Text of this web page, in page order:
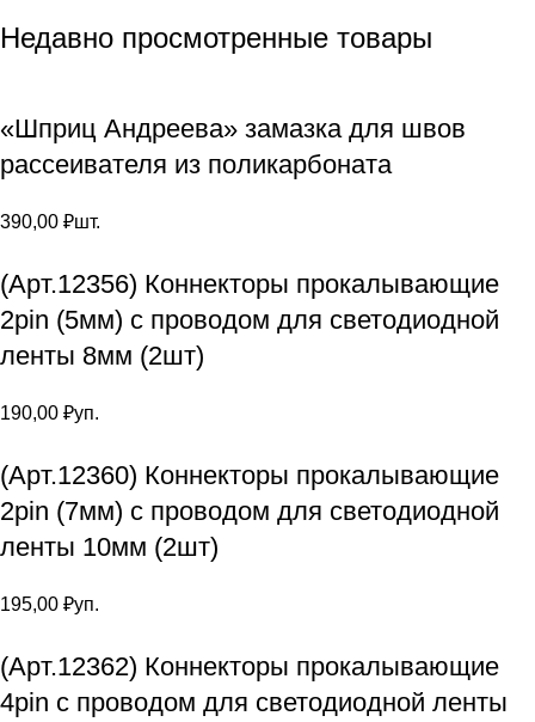
Недавно просмотренные товары
«Шприц Андреева» замазка для швов
рассеивателя из поликарбоната
390,00 ₽шт.
(Арт.12356) Коннекторы прокалывающие
2pin (5мм) с проводом для светодиодной
ленты 8мм (2шт)
190,00 ₽уп.
(Арт.12360) Коннекторы прокалывающие
2pin (7мм) с проводом для светодиодной
ленты 10мм (2шт)
195,00 ₽уп.
(Арт.12362) Коннекторы прокалывающие
4pin с проводом для светодиодной ленты